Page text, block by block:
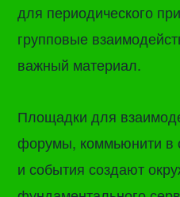
для периодического
групповые
важный материал.
Площадки для
форумы, коммьюнити в
и события создают